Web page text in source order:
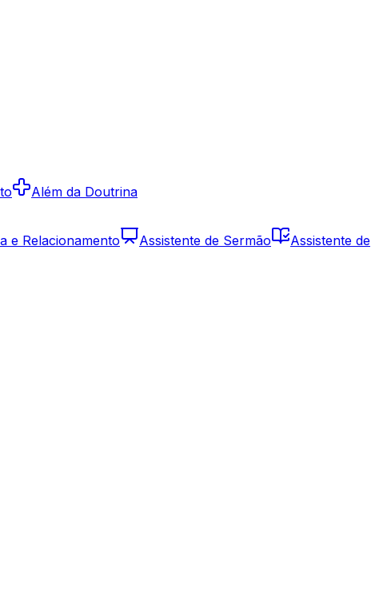
Além da Doutrina
e Relacionamento Assistente de Sermão Assistente de